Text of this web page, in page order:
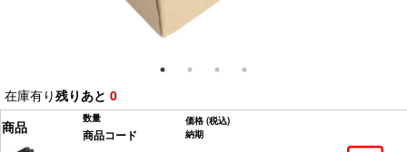
在庫有り残りあと 0
商品
数量
商品コード
価格 (税込)
納期